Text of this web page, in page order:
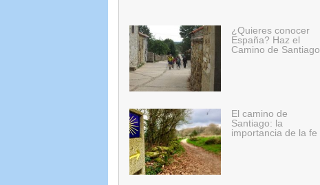
¿Quieres conocer
España? Haz el
Camino de Santiago
El camino de
Santiago: la
importancia de la fe